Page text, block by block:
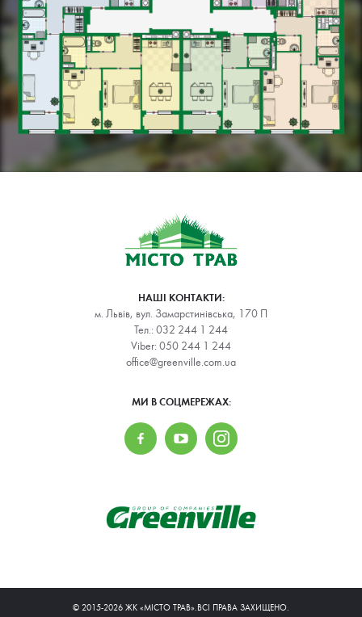
НАШІ КОНТАКТИ:
м. Львів, вул. Замарстинівська, 170 П
Тел.: 032 244 1 244
Viber: 050 244 1 244
office@greenville.com.ua
МИ В СОЦМЕРЕЖАХ:
© 2015-2026 ЖК «МІСТО ТРАВ».ВСІ ПРАВА ЗАХИЩЕНО.